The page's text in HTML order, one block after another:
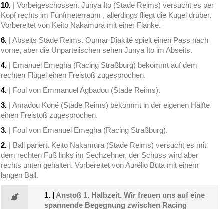
10. | Vorbeigeschossen. Junya Ito (Stade Reims) versucht es per
Kopf rechts im Fünfmeterraum , allerdings fliegt die Kugel drüber.
Vorbereitet von Keito Nakamura mit einer Flanke.
6. | Abseits Stade Reims. Oumar Diakité spielt einen Pass nach
vorne, aber die Unparteiischen sehen Junya Ito im Abseits.
4. | Emanuel Emegha (Racing Straßburg) bekommt auf dem
rechten Flügel einen Freistoß zugesprochen.
4. | Foul von Emmanuel Agbadou (Stade Reims).
3. | Amadou Koné (Stade Reims) bekommt in der eigenen Hälfte
einen Freistoß zugesprochen.
3. | Foul von Emanuel Emegha (Racing Straßburg).
2. | Ball pariert. Keito Nakamura (Stade Reims) versucht es mit
dem rechten Fuß links im Sechzehner, der Schuss wird aber
rechts unten gehalten. Vorbereitet von Aurélio Buta mit einem
langen Ball.
1. | Anstoß 1. Halbzeit. Wir freuen uns auf eine
spannende Begegnung zwischen Racing